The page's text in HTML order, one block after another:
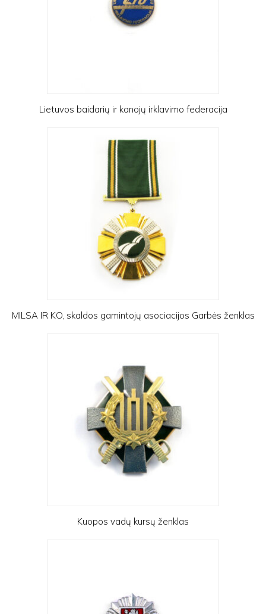
Lietuvos baidarių ir kanojų irklavimo federacija
MILSA IR KO, skaldos gamintojų asociacijos Garbės ženklas
Kuopos vadų kursų ženklas